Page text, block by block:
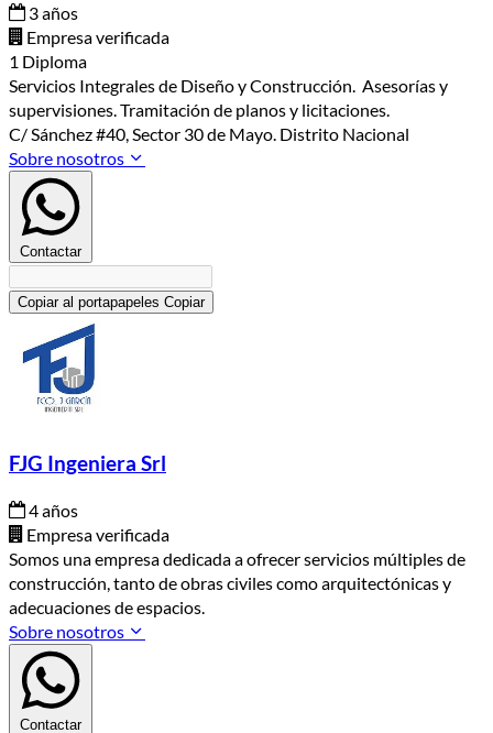
3 años
Empresa verificada
1 Diploma
Servicios Integrales de Diseño y Construcción. Asesorías y
supervisiones. Tramitación de planos y licitaciones.
C/ Sánchez #40, Sector 30 de Mayo. Distrito Nacional
Sobre nosotros
Contactar
Copiar al portapapeles Copiar
FJG Ingeniera Srl
4 años
Empresa verificada
Somos una empresa dedicada a ofrecer servicios múltiples de
construcción, tanto de obras civiles como arquitectónicas y
adecuaciones de espacios.
Sobre nosotros
Contactar